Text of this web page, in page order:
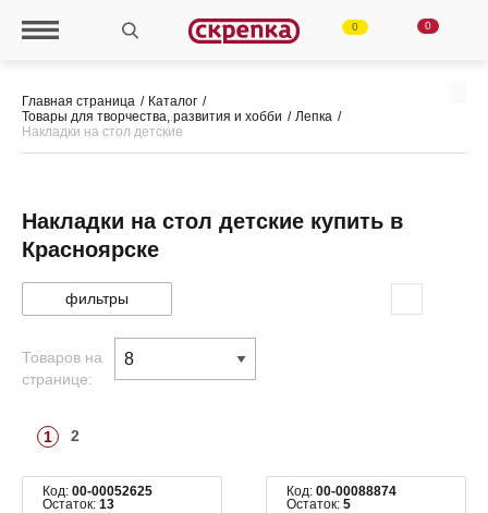
0 0
Главная страница
Каталог
Товары для творчества, развития и хобби
Лепка
Накладки на стол детские
Накладки на стол детские купить в
Красноярске
фильтры
Товаров на
странице:
1 2
Код: 00-00052625
Остаток: 13
Код:00-00088874
Остаток:5